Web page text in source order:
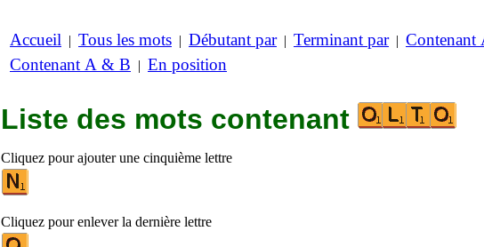
Accueil | Tous les mots | Débutant par| Terminant par| Contenant
Contenant A & B | En position
Liste des mots contenant
Cliquez pour ajouter une cinquième lettre
Cliquez pour enlever la dernière lettre